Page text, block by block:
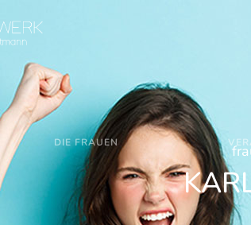
DIE FRAUEN